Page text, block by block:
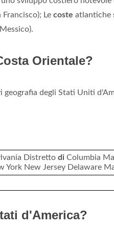
Francisco); Le coste atlantiche
Orientale?
geografia degli Stati Uniti
Distretto di Columbia
York New Jersey Delaware
d'America?